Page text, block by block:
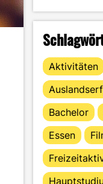
Aktivitäten
Bachelor
Essen